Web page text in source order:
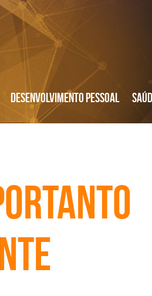
Desenvolvimento Pessoal